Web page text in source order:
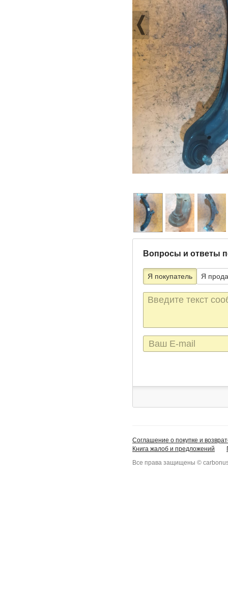
Вопросы и ответы
Я покупатель Я
Текст
сообщения
E-
mail
Соглашение о покупке и
Книга жалоб и предложений
Все права защищены ©